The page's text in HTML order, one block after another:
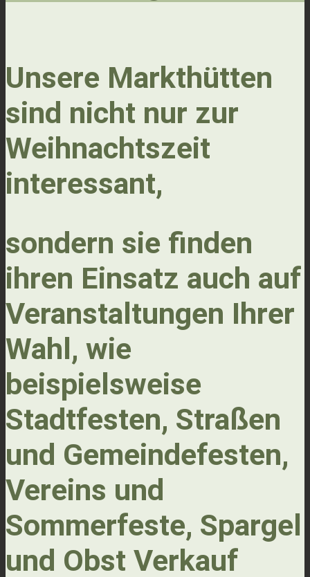
Unsere Markthütten
sind nicht nur zur
Weihnachtszeit
interessant,
sondern sie finden
ihren Einsatz auch auf
Veranstaltungen Ihrer
Wahl, wie
beispielsweise
Stadtfesten, Straßen
und Gemeindefesten,
Vereins und
Sommerfeste, Spargel
und Obst Verkauf